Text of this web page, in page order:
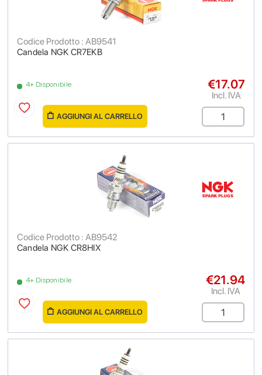
Candela NGK CR7EKB
Codice Prodotto : AB9541
4+ Disponibile €17.07
Incl. IVA
AGGIUNGI AL CARRELLO
Candela NGK CR8HIX
Codice Prodotto : AB9542
4+ Disponibile €21.94
Incl. IVA
AGGIUNGI AL CARRELLO